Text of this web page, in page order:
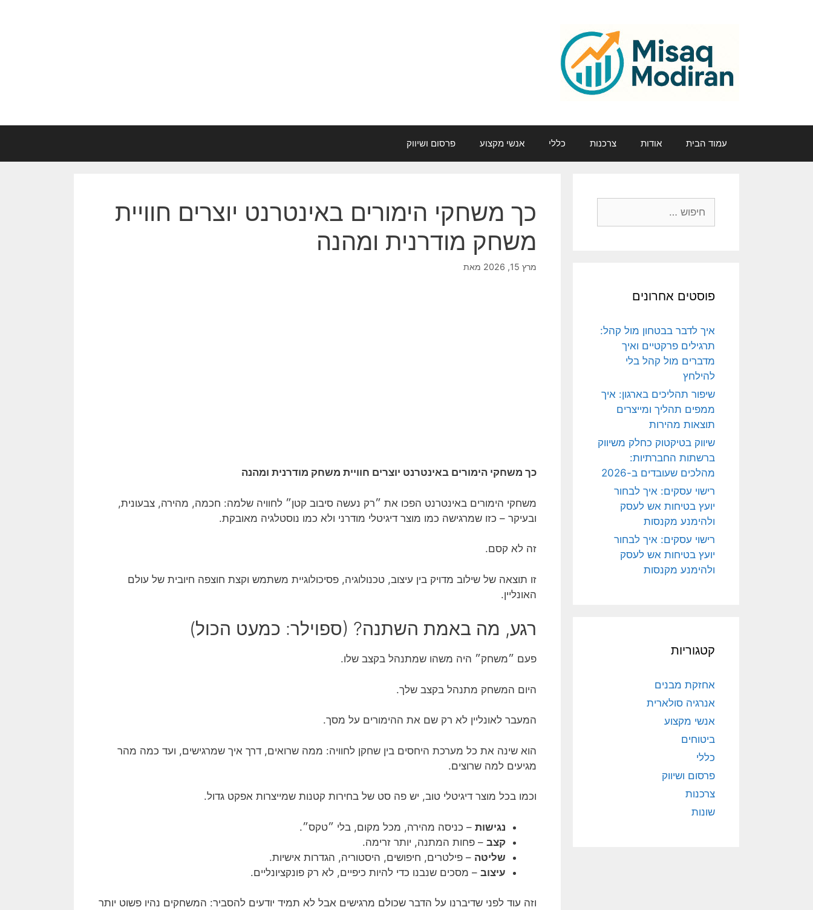
עמוד הבית אודות צרכנות כללי אנשי מקצוע פרסום ושיווק
כך משחקי הימורים באינטרנט יוצרים חוויית
משחק מודרנית ומהנה
מרץ 15, 2026 מאת
כך משחקי הימורים באינטרנט יוצרים חוויית משחק מודרנית ומהנה
משחקי הימורים באינטרנט הפכו את ״רק נעשה סיבוב קטן״ לחוויה שלמה: חכמה, מהירה, צבעונית,
ובעיקר – כזו שמרגישה כמו מוצר דיגיטלי מודרני ולא כמו נוסטלגיה מאובקת.
זה לא קסם.
זו תוצאה של שילוב מדויק בין עיצוב, טכנולוגיה, פסיכולוגיית משתמש וקצת חוצפה חיובית של עולם
האונליין.
רגע, מה באמת השתנה? (ספוילר: כמעט הכול)
פעם ״משחק״ היה משהו שמתנהל בקצב שלו.
היום המשחק מתנהל בקצב שלך.
המעבר לאונליין לא רק שם את ההימורים על מסך.
הוא שינה את כל מערכת היחסים בין שחקן לחוויה: ממה שרואים, דרך איך שמרגישים, ועד כמה מהר
מגיעים למה שרוצים.
וכמו בכל מוצר דיגיטלי טוב, יש פה סט של בחירות קטנות שמייצרות אפקט גדול.
נגישות – כניסה מהירה, מכל מקום, בלי ״טקס״.
קצב – פחות המתנה, יותר זרימה.
שליטה – פילטרים, חיפושים, היסטוריה, הגדרות אישיות.
עיצוב – מסכים שנבנו כדי להיות כיפיים, לא רק פונקציונליים.
וזה עוד לפני שדיברנו על הדבר שכולם מרגישים אבל לא תמיד יודעים להסביר: המשחקים נהיו פשוט יותר
פוסטים אחרונים
איך לדבר בבטחון מול קהל:
תרגילים פרקטיים ואיך
מדברים מול קהל בלי
להילחץ
שיפור תהליכים בארגון: איך
ממפים תהליך ומייצרים
תוצאות מהירות
שיווק בטיקטוק כחלק משיווק
ברשתות החברתיות:
מהלכים שעובדים ב-2026
רישוי עסקים: איך לבחור
יועץ בטיחות אש לעסק
ולהימנע מקנסות
רישוי עסקים: איך לבחור
יועץ בטיחות אש לעסק
ולהימנע מקנסות
קטגוריות
אחזקת מבנים
אנרגיה סולארית
אנשי מקצוע
ביטוחים
כללי
פרסום ושיווק
צרכנות
שונות